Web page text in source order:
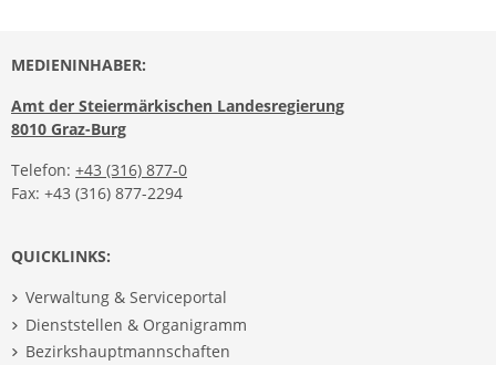
MEDIENINHABER:
Amt der Steiermärkischen Landesregierung
8010 Graz-Burg
Telefon: +43 (316) 877-0
Fax: +43 (316) 877-2294
QUICKLINKS:
Verwaltung & Serviceportal
Dienststellen & Organigramm
Bezirkshauptmannschaften